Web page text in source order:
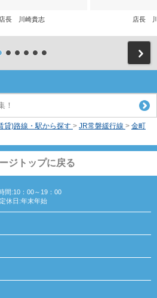
店長 川崎貴志 店長
！
貸)路線・駅から探す > JR常磐緩行線 > 金町
ジトップに戻る
間:10：00～19：00
定休日:年末年始